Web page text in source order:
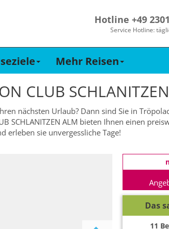
Hotline +49
Service Hotline:
Mehr Reisen
CLUB
nächsten Urlaub? Dann sind Sie in
SCHLANITZEN ALM bieten Ihnen einen
erleben sie unvergessliche Tage!
Das
11